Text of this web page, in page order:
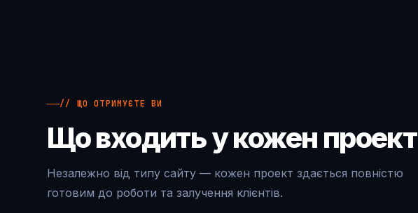
// ЩО ОТРИМУЄТЕ ВИ
Що входить у кожен проект
Незалежно від типу сайту — кожен проект здається повністю
готовим до роботи та залучення клієнтів.